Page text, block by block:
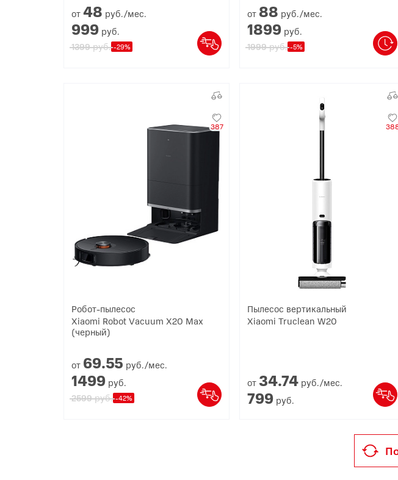
от48 руб./мес.
999 руб.
1399руб. -29%
от 88 руб./мес.
1899 руб.
1999руб. -5%
387
Робот-пылесос
Xiaomi Robot Vacuum X20 Max
(черный)
от 69.55 руб./мес.
1499 руб.
2599руб. -42%
Пылесос вертикальный
Xiaomi Truclean W20
от 34.74 руб./мес.
799 руб.